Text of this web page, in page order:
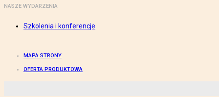
NASZE WYDARZENIA
Szkolenia i konferencje
MAPA STRONY
OFERTA PRODUKTOWA